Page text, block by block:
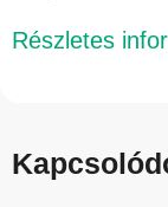
Részletes